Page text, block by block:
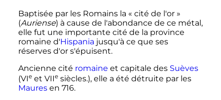
Baptisée par les Romains la « cité de l'or »
(Auriense) à cause de l'abondance de ce métal,
elle fut une importante cité de la province
romaine d'Hispania jusqu'à ce que ses
réserves d'or s'épuisent.
Ancienne cité romaine et capitale des Suèves
(VIe et VIIe siècles.), elle a été détruite par les
Mauresen 716.